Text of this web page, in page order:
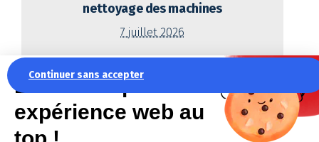
Continuer sans accepter
La recette pour une
expérience web au
nettoyage des machines
7 juillet 2026
Lire l'article